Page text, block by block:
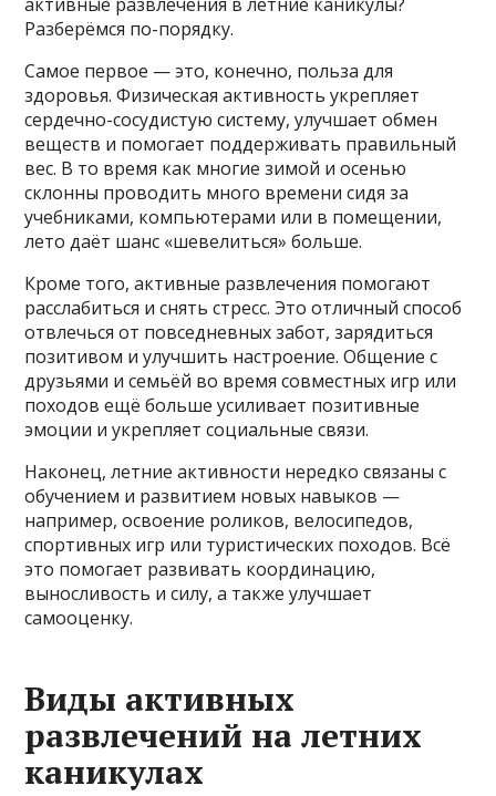
Разберёмся по-порядку.
Самое первое — это, конечно, польза для
здоровья. Физическая активность укрепляет
сердечно-сосудистую систему, улучшает обмен
веществ и помогает поддерживать правильный
вес. В то время как многие зимой и осенью
склонны проводить много времени сидя за
учебниками, компьютерами или в помещении,
лето даёт шанс «шевелиться» больше.
Кроме того, активные развлечения помогают
расслабиться и снять стресс. Это отличный способ
отвлечься от повседневных забот, зарядиться
позитивом и улучшить настроение. Общение с
друзьями и семьёй во время совместных игр или
походов ещё больше усиливает позитивные
эмоции и укрепляет социальные связи.
Наконец, летние активности нередко связаны с
обучением и развитием новых навыков —
например, освоение роликов, велосипедов,
спортивных игр или туристических походов. Всё
это помогает развивать координацию,
выносливость и силу, а также улучшает
самооценку.
Виды активных
развлечений на летних
каникулах